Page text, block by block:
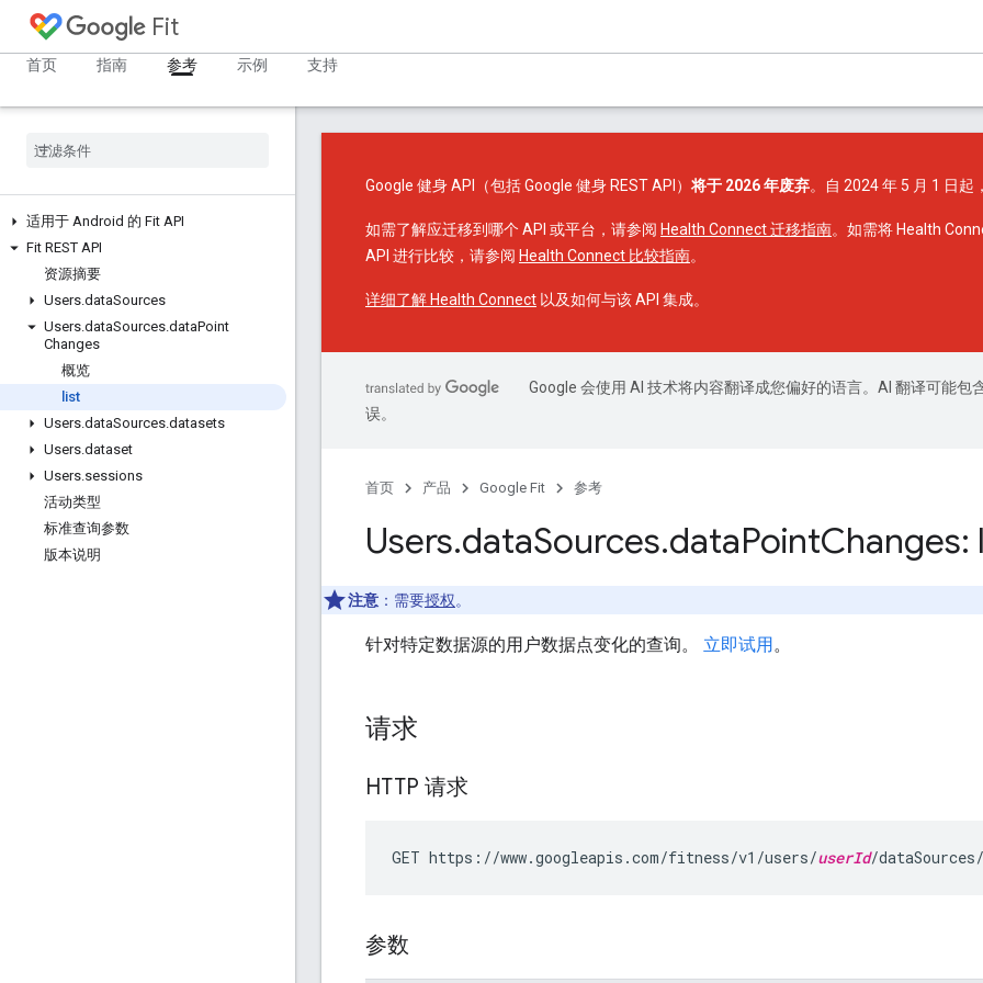
Fit
首页
指南 参考 示例 支持
适用于 Android 的 Fit API
Fit REST API
资源摘要
Users.dataSources
Users.dataSources.dataPoint
Changes
概览
list
Users.dataSources.datasets
Users.dataset
Users.sessions
活动类型
标准查询参数
版本说明
Google 健身 API（包括 Google 健身 REST API） 将于 2026 年废弃。自 2024 年 5 月 1 日起，
如需了解应迁移到哪个 API 或平台，请参阅 Health Connect 迁移指南。如需将 Health
API 进行比较，请参阅 Health Connect 比较指南。
详细了解 Health Connect 以及如何与该 API 集成。
Google 会使用 AI 技术将内容翻译成您偏好的语言。AI 翻译可能包
误。
首页 产品 Google Fit 参考
Users.dataSources.dataPointChanges:
注意 ：需要授权。
针对特定数据源的用户数据点变化的查询。 立即试用。
请求
HTTP 请求
GET https://www.googleapis.com/fitness/v1/users/userId/dataSources/
参数